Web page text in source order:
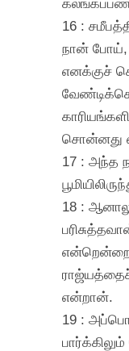
16 :
நான் போய்,
எனக்குச்
சொன்னது
17 : அந்த
18 :
என்றான்.
19 :